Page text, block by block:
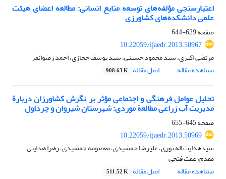
اعتبارسنجی مؤلفه‌های توسعه منابع انسانی: مطالعه اعضای هیئت
علمی دانشکده‌های کشاورزی
صفحه629-644
10.22059/ijaedr.2013.50967
مرتضی اکبری، سید محمود حسینی، سید یوسف حجازی، احمد رضوانفر
مشاهده مقاله
اصل مقاله 908.63 K
تحلیل عوامل فرهنگی و اجتماعی مؤثر بر نگرش کشاورزان دربارة
مدیریت آب زراعی مطالعة موردی: شهرستان شیروان و چرداول
صفحه645-655
10.22059/ijaedr.2013.50969
سیدهدایت اله نوری، علیرضا جمشیدی، معصومه جمشیدی، زهرا هدایتی
مقدم، عفت فتحی
مشاهده مقاله
اصل مقاله 511.52 K